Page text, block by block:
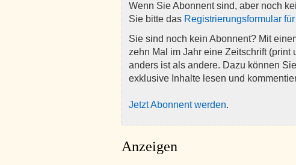
Wenn Sie Abonnent sind, aber noch
Sie bitte das Registrierungsformular
Sie sind noch kein Abonnent? Mit
zehn Mal im Jahr eine Zeitschrift (print
anders ist als andere. Dazu können
exklusive Inhalte lesen und
Jetzt Abonnent werden.
Anzeigen